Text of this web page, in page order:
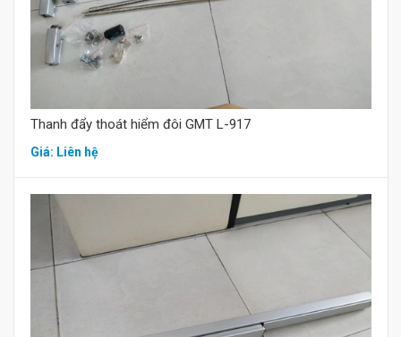
Thanh đẩy thoát hiểm đôi GMT L-917
Giá: Liên hệ
Mua hàng